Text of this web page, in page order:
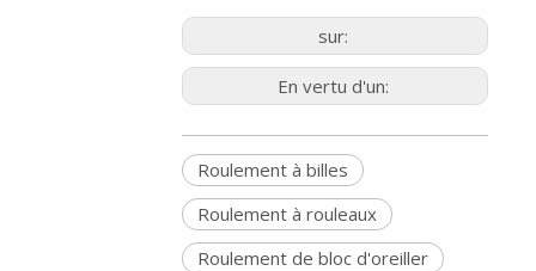
sur:
En vertu d'un:
Roulement à billes
Roulement à rouleaux
Roulement de bloc d'oreiller